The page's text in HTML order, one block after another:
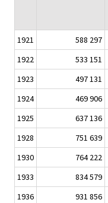
1921
588 297
1922
533 151
1923
497 131
1924
469 906
1925
637 136
1928
751 639
1930
764 222
1933
834 579
1936
931 856